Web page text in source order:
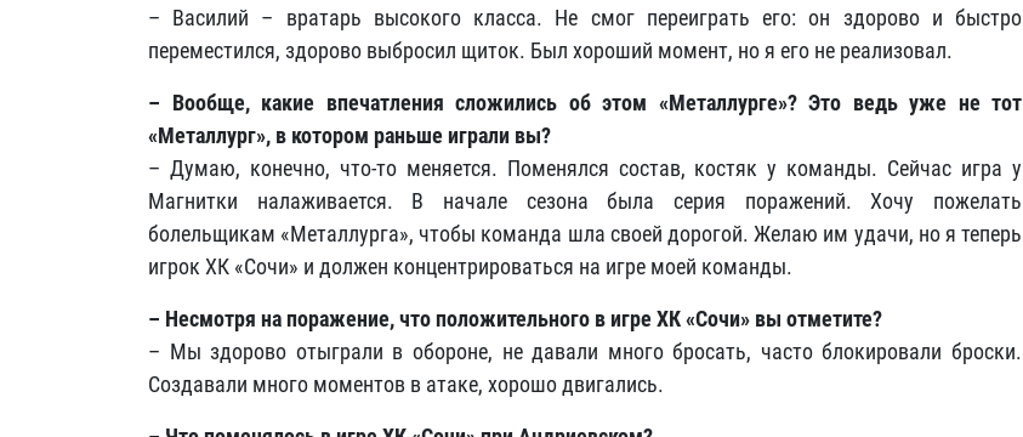
– Василий – вратарь высокого класса. Не смог переиграть его: он здорово и быстро
переместился, здорово выбросил щиток. Был хороший момент, но я его не реализовал.
– Вообще, какие впечатления сложились об этом «Металлурге»? Это ведь уже не тот
«Металлург», в котором раньше играли вы?
– Думаю, конечно, что-то меняется. Поменялся состав, костяк у команды. Сейчас игра у
Магнитки налаживается. В начале сезона была серия поражений. Хочу пожелать
болельщикам «Металлурга», чтобы команда шла своей дорогой. Желаю им удачи, но я теперь
игрок ХК «Сочи» и должен концентрироваться на игре моей команды.
– Несмотря на поражение, что положительного в игре ХК «Сочи» вы отметите?
– Мы здорово отыграли в обороне, не давали много бросать, часто блокировали броски.
Создавали много моментов в атаке, хорошо двигались.